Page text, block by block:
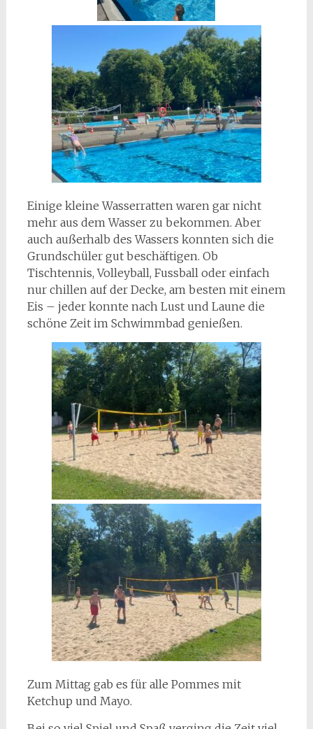
Einige kleine Wasserratten waren gar nicht
mehr aus dem Wasser zu bekommen. Aber
auch außerhalb des Wassers konnten sich die
Grundschüler gut beschäftigen. Ob
Tischtennis, Volleyball, Fussball oder einfach
nur chillen auf der Decke, am besten mit einem
Eis – jeder konnte nach Lust und Laune die
schöne Zeit im Schwimmbad genießen.
Zum Mittag gab es für alle Pommes mit
Ketchup und Mayo.